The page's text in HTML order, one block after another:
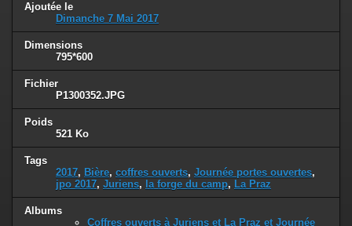
Ajoutée le
Dimanche 7 Mai 2017
Dimensions
795*600
Fichier
P1300352.JPG
Poids
521 Ko
Tags
2017, Bière, coffres ouverts, Journée portes ouvertes,
jpo 2017, Juriens, la forge du camp, La Praz
Albums
Coffres ouverts à Juriens et La Praz et Journée